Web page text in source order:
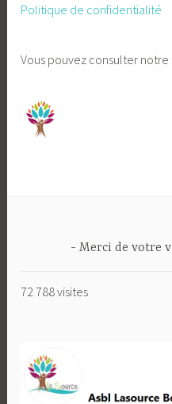
Politique de confidentialité
Vous pouvez consulter notre :
Merci de votre
72 788 visites